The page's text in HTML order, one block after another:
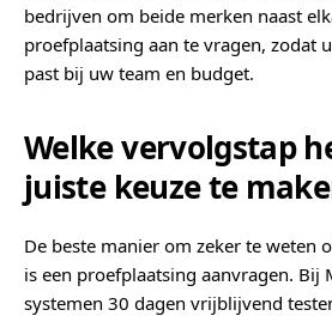
bedrijven om beide merken naast
proefplaatsing aan te vragen, zodat
past bij uw team en budget.
Welke vervolgstap
juiste keuze te
De beste manier om zeker te weten
is een proefplaatsing aanvragen. Bij
systemen 30 dagen vrijblijvend